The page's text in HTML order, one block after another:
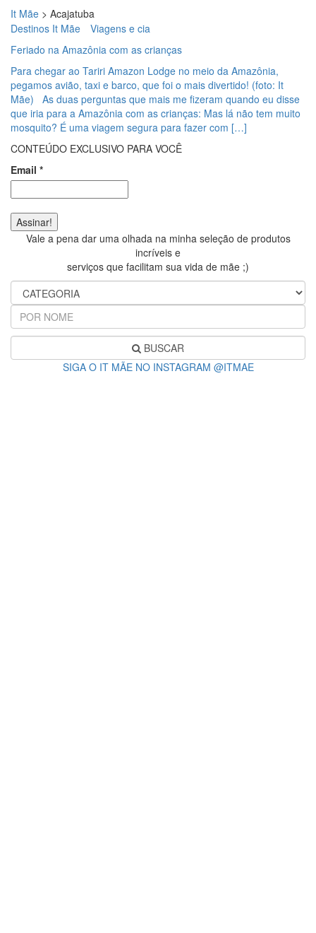
It Mãe > Acajatuba
Destinos It Mãe
Viagens e cia
Feriado na Amazônia com as crianças
Para chegar ao Tariri Amazon Lodge no meio da Amazônia,
pegamos avião, taxi e barco, que foi o mais divertido! (foto: It
Mãe) As duas perguntas que mais me fizeram quando eu disse
que iria para a Amazônia com as crianças: Mas lá não tem muito
mosquito? É uma viagem segura para fazer com […]
CONTEÚDO EXCLUSIVO PARA VOCÊ
Email *
Vale a pena dar uma olhada na minha seleção de produtos
incríveis e
serviços que facilitam sua vida de mãe ;)
BUSCAR
SIGA O IT MÃE NO INSTAGRAM @ITMAE